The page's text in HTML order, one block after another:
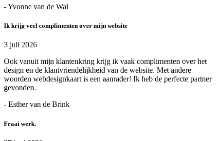
- Yvonne van de Wal
Ik krijg veel complimenten over mijn website
3 juli 2026
Ook vanuit mijn klantenkring krijg ik vaak complimenten over het
design en de klantvriendelijkheid van de website. Met andere
woorden webdesignkaart is een aanrader! Ik heb de perfecte partner
gevonden.
- Esther van de Brink
Fraai werk.